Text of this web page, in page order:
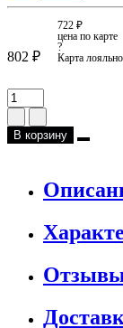
802 ₽
722 ₽
цена по карте
?
Карта
В корзину